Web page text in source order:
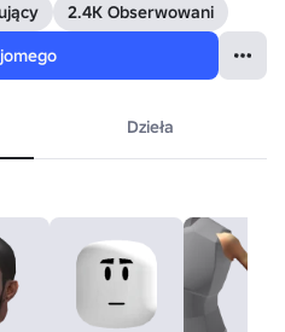
2.4K Obserwowani
Dzieła